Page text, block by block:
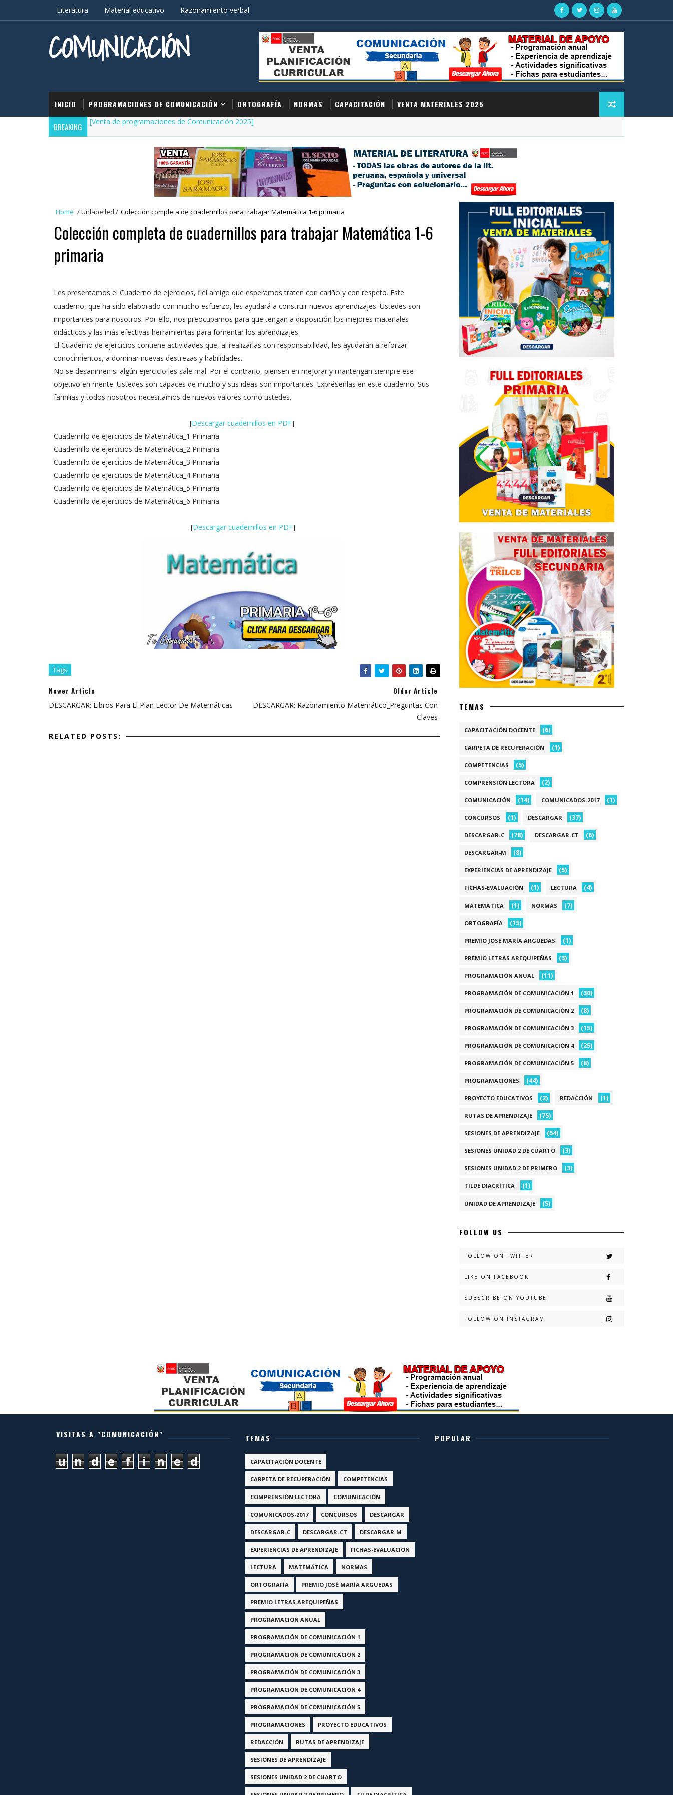
Literatura Material educativo Razonamiento verbal
COMUNICACIÓN
INICIO PROGRAMACIONES DE COMUNICACIÓN ORTOGRAFÍA NORMAS CAPACITACIÓN VENTA MATERIALES 2025
BREAKING [Venta de programaciones de Comunicación 2025]
Home /Unlabelled / Colección completa de cuadernillos para trabajar Matemática 1-6 primaria
Colección completa de cuadernillos para trabajar Matemática 1-6
primaria
Les presentamos el Cuaderno de ejercicios, fiel amigo que esperamos traten con cariño y con respeto. Este
cuaderno, que ha sido elaborado con mucho esfuerzo, les ayudará a construir nuevos aprendizajes. Ustedes son
importantes para nosotros. Por ello, nos preocupamos para que tengan a disposición los mejores materiales
didácticos y las más efectivas herramientas para fomentar los aprendizajes.
El Cuaderno de ejercicios contiene actividades que, al realizarlas con responsabilidad, les ayudarán a reforzar
conocimientos, a dominar nuevas destrezas y habilidades.
No se desanimen si algún ejercicio les sale mal. Por el contrario, piensen en mejorar y mantengan siempre ese
objetivo en mente. Ustedes son capaces de mucho y sus ideas son importantes. Exprésenlas en este cuaderno. Sus
familias y todos nosotros necesitamos de nuevos valores como ustedes.
[Descargar cuadernillos en PDF]
Cuadernillo de ejercicios de Matemática_1 Primaria
Cuadernillo de ejercicios de Matemática_2 Primaria
Cuadernillo de ejercicios de Matemática_3 Primaria
Cuadernillo de ejercicios de Matemática_4 Primaria
Cuadernillo de ejercicios de Matemática_5 Primaria
Cuadernillo de ejercicios de Matemática_6 Primaria
[Descargar cuadernillos en PDF]
Tags
Newer Article
DESCARGAR: Libros Para El Plan Lector De Matemáticas
Older Article
DESCARGAR: Razonamiento Matemático_Preguntas Con
Claves
RELATED POSTS:
TEMAS
CAPACITACIÓN DOCENTE (6)
CARPETA DE RECUPERACIÓN (1)
COMPETENCIAS (5)
COMPRENSIÓN LECTORA (2)
COMUNICACIÓN (14) COMUNICADOS-2017 (1)
CONCURSOS (1) DESCARGAR (37)
DESCARGAR-C (78) DESCARGAR-CT (6)
DESCARGAR-M (8)
EXPERIENCIAS DE APRENDIZAJE (5)
FICHAS-EVALUACIÓN (1) LECTURA (4)
MATEMÁTICA (1) NORMAS (7)
ORTOGRAFÍA (15)
PREMIO JOSÉ MARÍA ARGUEDAS (1)
PREMIO LETRAS AREQUIPEÑAS (3)
PROGRAMACIÓN ANUAL (11)
PROGRAMACIÓN DE COMUNICACIÓN 1 (30)
PROGRAMACIÓN DE COMUNICACIÓN 2 (8)
PROGRAMACIÓN DE COMUNICACIÓN 3 (15)
PROGRAMACIÓN DE COMUNICACIÓN 4 (25)
PROGRAMACIÓN DE COMUNICACIÓN 5 (8)
PROGRAMACIONES (44)
PROYECTO EDUCATIVOS (2) REDACCIÓN (1)
RUTAS DE APRENDIZAJE (75)
SESIONES DE APRENDIZAJE (54)
SESIONES UNIDAD 2 DE CUARTO (3)
SESIONES UNIDAD 2 DE PRIMERO (3)
TILDE DIACRÍTICA (1)
UNIDAD DE APRENDIZAJE (5)
FOLLOW US
FOLLOW ON TWITTER
LIKE ON FACEBOOK
SUBSCRIBE ON YOUTUBE
FOLLOW ON INSTAGRAM
VISITAS A "COMUNICACIÓN"
u n d e f i n e d
TEMAS
CAPACITACIÓN DOCENTE
CARPETA DE RECUPERACIÓN COMPETENCIAS
COMPRENSIÓN LECTORA COMUNICACIÓN
COMUNICADOS-2017 CONCURSOS DESCARGAR
DESCARGAR-C DESCARGAR-CT DESCARGAR-M
EXPERIENCIAS DE APRENDIZAJE FICHAS-EVALUACIÓN
LECTURA MATEMÁTICA NORMAS
ORTOGRAFÍA PREMIO JOSÉ MARÍA ARGUEDAS
PREMIO LETRAS AREQUIPEÑAS
PROGRAMACIÓN ANUAL
PROGRAMACIÓN DE COMUNICACIÓN 1
PROGRAMACIÓN DE COMUNICACIÓN 2
PROGRAMACIÓN DE COMUNICACIÓN 3
PROGRAMACIÓN DE COMUNICACIÓN 4
PROGRAMACIÓN DE COMUNICACIÓN 5
PROGRAMACIONES PROYECTO EDUCATIVOS
REDACCIÓN RUTAS DE APRENDIZAJE
SESIONES DE APRENDIZAJE
SESIONES UNIDAD 2 DE CUARTO
POPULAR